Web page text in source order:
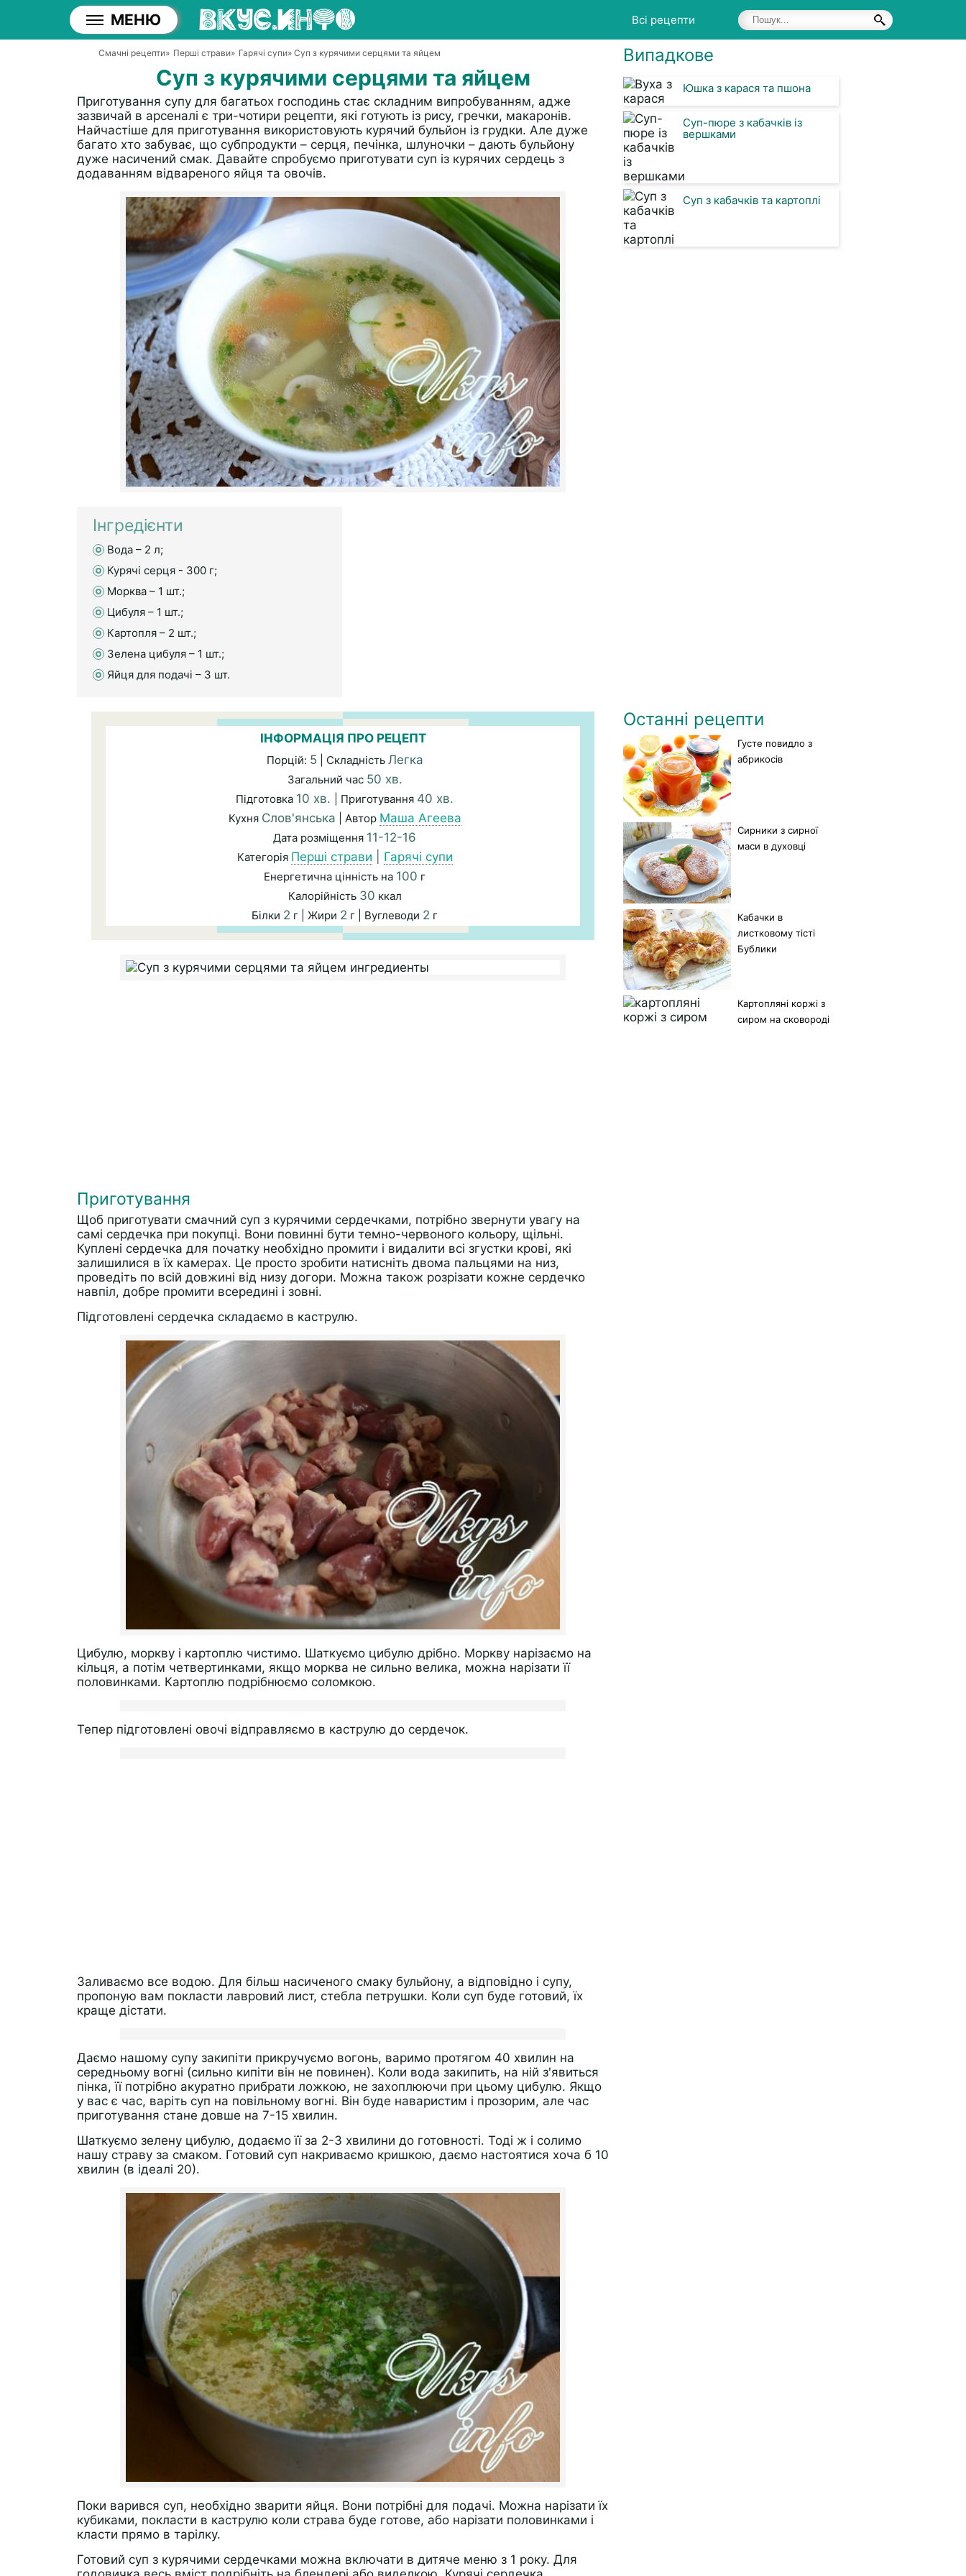
МЕНЮ Всі рецепти
Смачні рецепти» Перші страви» Гарячі супи» Суп з курячими серцями та яйцем
Суп з курячими серцями та яйцем
Приготування супу для багатьох господинь стає складним випробуванням, адже
зазвичай в арсеналі є три-чотири рецепти, які готують із рису, гречки, макаронів.
Найчастіше для приготування використовують курячий бульйон із грудки. Але дуже
багато хто забуває, що субпродукти – серця, печінка, шлуночки – дають бульйону
дуже насичений смак. Давайте спробуємо приготувати суп із курячих сердець з
додаванням відвареного яйця та овочів.
Інгредієнти
Вода – 2 л;
Курячі серця - 300 г;
Морква – 1 шт.;
Цибуля – 1 шт.;
Картопля – 2 шт.;
Зелена цибуля – 1 шт.;
Яйця для подачі – 3 шт.
ІНФОРМАЦІЯ ПРО РЕЦЕПТ
Порцій: 5| Складність Легка
Загальний час 50 хв.
Підготовка 10 хв. | Приготування 40 хв.
Кухня Слов'янська | Автор Маша Агеева
Дата розміщення 11-12-16
Категорія Перші страви Гарячі супи
Енергетична цінність на 100 г
Калорійність 30 ккал
Білки 2 г | Жири 2 г | Вуглеводи 2 г
Приготування
Щоб приготувати смачний суп з курячими сердечками, потрібно звернути увагу на
самі сердечка при покупці. Вони повинні бути темно-червоного кольору, щільні.
Куплені сердечка для початку необхідно промити і видалити всі згустки крові, які
залишилися в їх камерах. Це просто зробити натисніть двома пальцями на низ,
проведіть по всій довжині від низу догори. Можна також розрізати кожне сердечко
навпіл, добре промити всередині і зовні.
Підготовлені сердечка складаємо в каструлю.
Цибулю, моркву і картоплю чистимо. Шаткуємо цибулю дрібно. Моркву нарізаємо на
кільця, а потім четвертинками, якщо морква не сильно велика, можна нарізати її
половинками. Картоплю подрібнюємо соломкою.
Тепер підготовлені овочі відправляємо в каструлю до сердечок.
Заливаємо все водою. Для більш насиченого смаку бульйону, а відповідно і супу,
пропоную вам покласти лавровий лист, стебла петрушки. Коли суп буде готовий, їх
краще дістати.
Даємо нашому супу закипіти прикручуємо вогонь, варимо протягом 40 хвилин на
середньому вогні (сильно кипіти він не повинен). Коли вода закипить, на ній з'явиться
пінка, її потрібно акуратно прибрати ложкою, не захоплюючи при цьому цибулю. Якщо
у вас є час, варіть суп на повільному вогні. Він буде наваристим і прозорим, але час
приготування стане довше на 7-15 хвилин.
Шаткуємо зелену цибулю, додаємо її за 2-3 хвилини до готовності. Тоді ж і солимо
нашу страву за смаком. Готовий суп накриваємо кришкою, даємо настоятися хоча б 10
хвилин (в ідеалі 20).
Поки варився суп, необхідно зварити яйця. Вони потрібні для подачі. Можна нарізати їх
кубиками, покласти в каструлю коли страва буде готове, або нарізати половинками і
класти прямо в тарілку.
Готовий суп з курячими сердечками можна включати в дитяче меню з 1 року. Для
Випадкове
Юшка з карася та пшона
Суп-пюре з кабачків із
вершками
Суп з кабачків та картоплі
Останні рецепти
Густе повидло з
абрикосів
Сирники з сирної
маси в духовці
Кабачки в
листковому тісті
Бублики
Картопляні коржі з
сиром на сковороді